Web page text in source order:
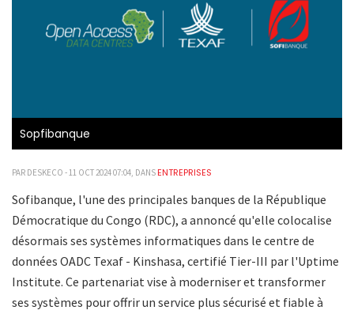
Sopfibanque
PAR DESKECO - 11 OCT 2024 07:04, DANS ENTREPRISES
Sofibanque, l'une des principales banques de la République
Démocratique du Congo (RDC), a annoncé qu'elle colocalise
désormais ses systèmes informatiques dans le centre de
données OADC Texaf - Kinshasa, certifié Tier-III par l'Uptime
Institute. Ce partenariat vise à moderniser et transformer
ses systèmes pour offrir un service plus sécurisé et fiable à